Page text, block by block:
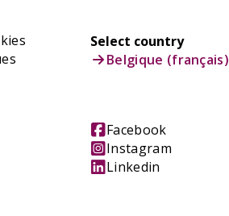
Select country
Belgique (français)
Facebook
Instagram
Linkedin